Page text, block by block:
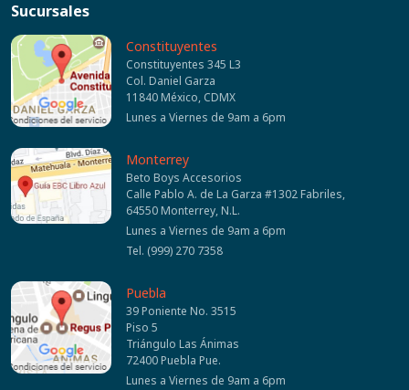
Sucursales
Constituyentes
Constituyentes 345 L3
Col. Daniel Garza
11840 México, CDMX
Lunes a Viernes de 9am a 6pm
Monterrey
Beto Boys Accesorios
Calle Pablo A. de La Garza #1302 Fabriles,
64550 Monterrey, N.L.
Lunes a Viernes de 9am a 6pm
Tel. (999) 270 7358
Puebla
39 Poniente No. 3515
Piso 5
Triángulo Las Ánimas
72400 Puebla Pue.
Lunes a Viernes de 9am a 6pm